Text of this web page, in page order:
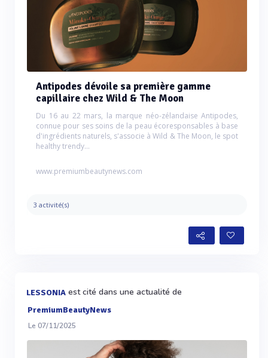
Antipodes dévoile sa première gamme
capillaire chez Wild & The Moon
Du 16 au 22 mars, la marque néo-zélandaise Antipodes,
connue pour ses soins de la peau écoresponsables à base
d'ingrédients naturels, s'associe à Wild & The Moon, le spot
healthy trendy...
www.premiumbeautynews.com
3 activité(s)
LESSONIA est cité dans une actualité de
PremiumBeautyNews
Le 07/11/2025